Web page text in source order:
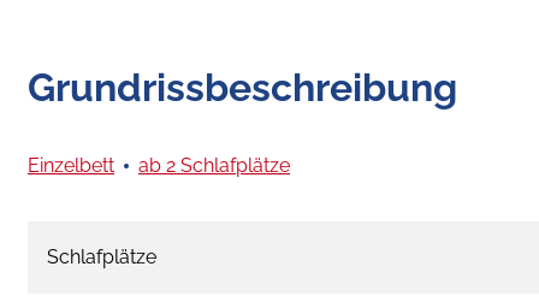
Grundrissbeschreibung
Einzelbett ab 2 Schlafplätze
Schlafplätze